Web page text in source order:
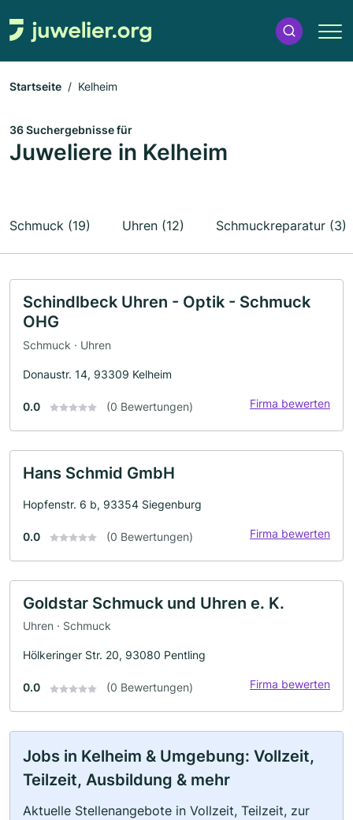
Startseite Kelheim
36 Suchergebnisse für
Juweliere in Kelheim
Schmuck (19) Uhren (12) Schmuckreparatur (3)
Schindlbeck Uhren - Optik - Schmuck
OHG
Schmuck · Uhren
Donaustr. 14, 93309 Kelheim
0.0 (0 Bewertungen) Firma bewerten
Hans Schmid GmbH
Hopfenstr. 6 b, 93354 Siegenburg
0.0 (0 Bewertungen) Firma bewerten
Goldstar Schmuck und Uhren e. K.
Uhren · Schmuck
Hölkeringer Str. 20, 93080 Pentling
0.0 (0 Bewertungen) Firma bewerten
Jobs in Kelheim & Umgebung: Vollzeit,
Teilzeit, Ausbildung & mehr
Aktuelle Stellenangebote in Vollzeit, Teilzeit, zur